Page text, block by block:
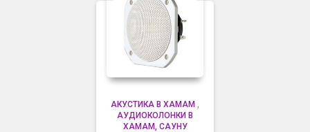
АКУСТИКА В ХАМАМ
АУДИОКОЛОНКИ В
ХАМАМ, САУНУ